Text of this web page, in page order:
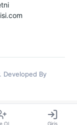
Developed By
Ol Giriş